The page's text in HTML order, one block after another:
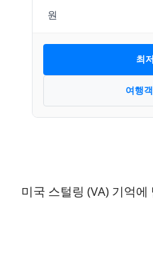
최
여행
미국 스털링 (VA) 기억